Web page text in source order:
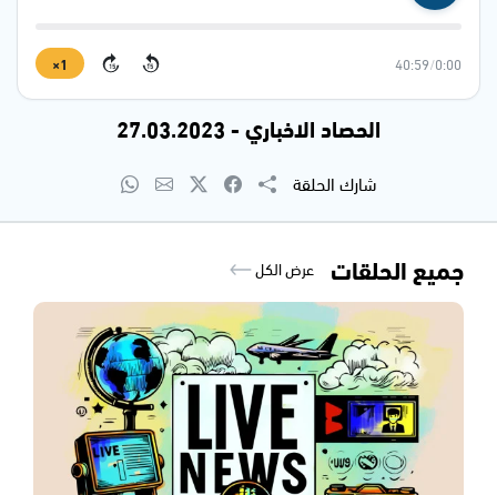
0:00
/
40:59
15
15
1×
الحصاد الاخباري - 27.03.2023
شارك الحلقة
جميع الحلقات عرض الكل